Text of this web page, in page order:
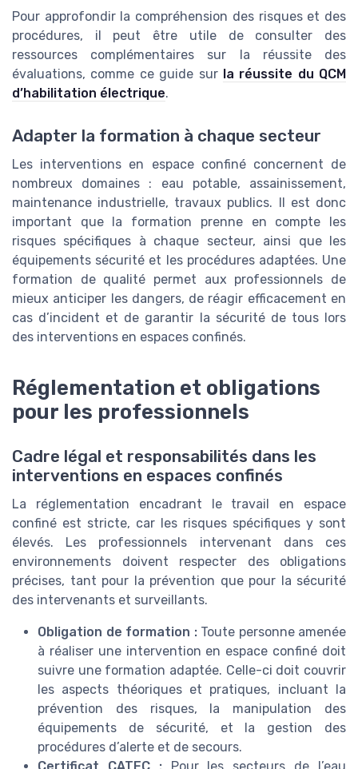
Pour approfondir la compréhension des risques et des
procédures, il peut être utile de consulter des
ressources complémentaires sur la réussite des
évaluations, comme ce guide sur la réussite du QCM
d’habilitation électrique.
Adapter la formation à chaque secteur
Les interventions en espace confiné concernent de
nombreux domaines : eau potable, assainissement,
maintenance industrielle, travaux publics. Il est donc
important que la formation prenne en compte les
risques spécifiques à chaque secteur, ainsi que les
équipements sécurité et les procédures adaptées. Une
formation de qualité permet aux professionnels de
mieux anticiper les dangers, de réagir efficacement en
cas d’incident et de garantir la sécurité de tous lors
des interventions en espaces confinés.
Réglementation et obligations
pour les professionnels
Cadre légal et responsabilités dans les
interventions en espaces confinés
La réglementation encadrant le travail en espace
confiné est stricte, car les risques spécifiques y sont
élevés. Les professionnels intervenant dans ces
environnements doivent respecter des obligations
précises, tant pour la prévention que pour la sécurité
des intervenants et surveillants.
Obligation de formation :Toute personne amenée
à réaliser une intervention en espace confiné doit
suivre une formation adaptée. Celle-ci doit couvrir
les aspects théoriques et pratiques, incluant la
prévention des risques, la manipulation des
équipements de sécurité, et la gestion des
procédures d’alerte et de secours.